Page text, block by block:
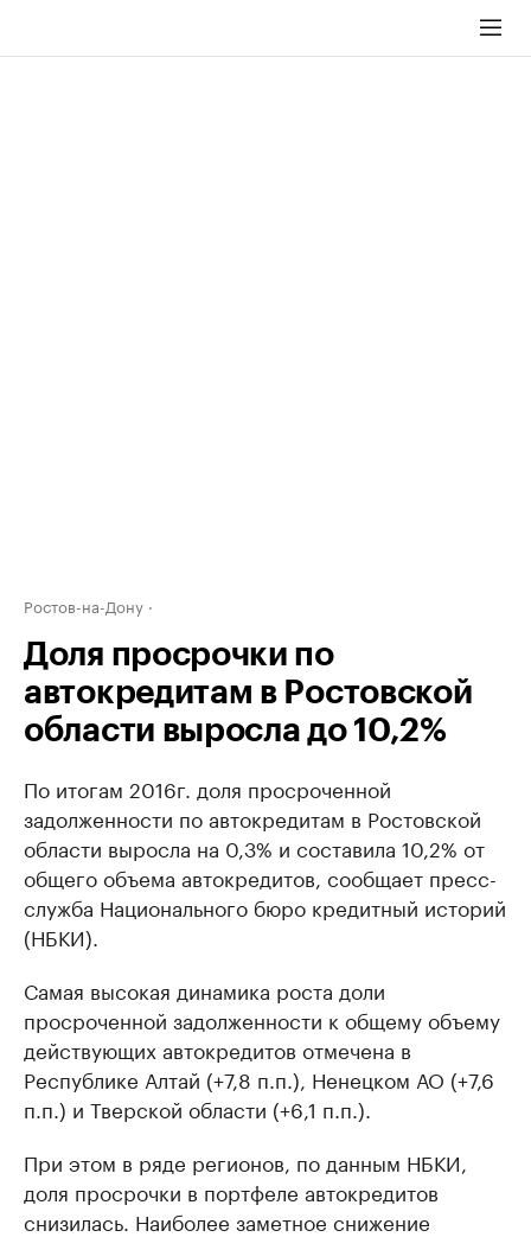
Ростов-на-Дону
Доля просрочки по
автокредитам в Ростовской
области выросла до 10,2%
По итогам 2016г. доля просроченной
задолженности по автокредитам в Ростовской
области выросла на 0,3% и составила 10,2% от
общего объема автокредитов, сообщает пресс-
служба Национального бюро кредитный историй
(НБКИ).
Самая высокая динамика роста доли
просроченной задолженности к общему объему
действующих автокредитов отмечена в
Республике Алтай (+7,8 п.п.), Ненецком АО (+7,6
п.п.) и Тверской области (+6,1 п.п.).
При этом в ряде регионов, по данным НБКИ,
доля просрочки в портфеле автокредитов
снизилась. Наиболее заметное снижение